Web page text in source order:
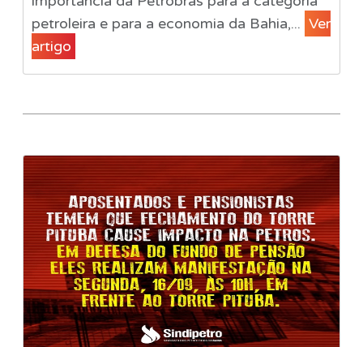
petroleira e para a economia da Bahia,... Ver
artigo